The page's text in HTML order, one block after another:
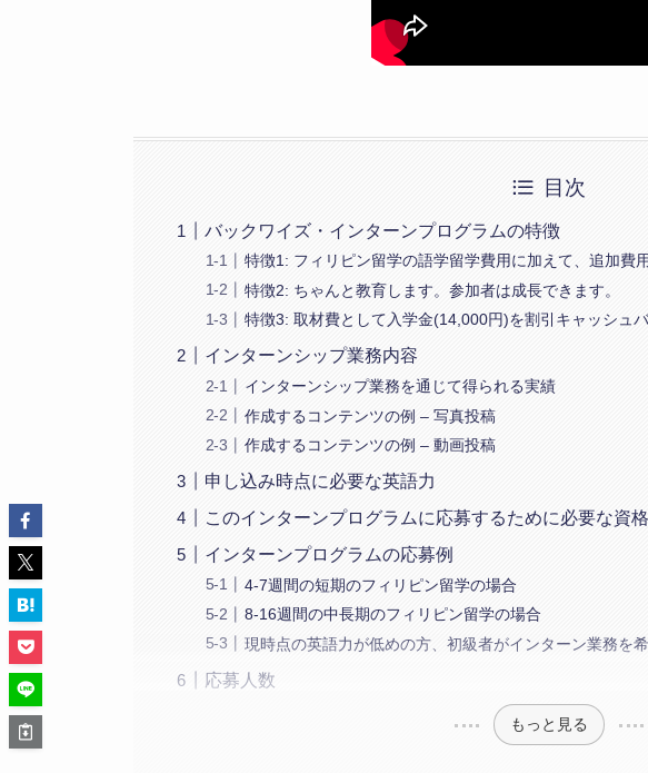
目次
バックワイズ・インターンプログラムの特徴
特徴1: フィリピン留学の語学留学費用に加えて、追加費
特徴2: ちゃんと教育します。参加者は成長できます。
特徴3: 取材費として入学金(14,000円)を割引キャッシュバ
インターンシップ業務内容
インターンシップ業務を通じて得られる実績
作成するコンテンツの例 – 写真投稿
作成するコンテンツの例 – 動画投稿
申し込み時点に必要な英語力
このインターンプログラムに応募するために必要な資格
インターンプログラムの応募例
4-7週間の短期のフィリピン留学の場合
8-16週間の中長期のフィリピン留学の場合
現時点の英語力が低めの方、初級者がインターン業務を
応募人数
もっと見る